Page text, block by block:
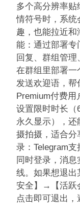
多个高分辨率贴
情符号时，系统
趣，也能拉近
能：通过部署专
回复、群组管
在群组里部署一
发送欢迎语，
Premium付费用
设置限时时长（
永久显示），还
摄拍摄，适合
录：Telegram
同时登录，消
线。如果想退
安全】→【活跃
点击即可退出，